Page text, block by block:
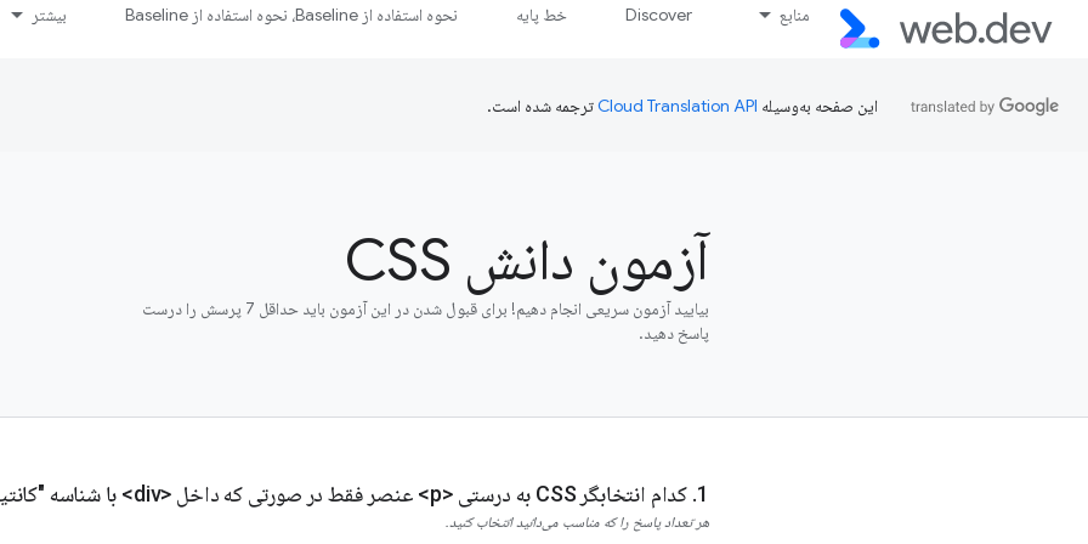
منابع Discover خط پایه نحوه استفاده از Baseline، نحوه استفاده از Baseline بیشتر
این صفحه به‌وسیله ترجمه شده است.
آزمون دانش CSS
بیایید آزمون سریعی انجام دهیم! برای قبول شدن در این آزمون باید حداقل 7 پرسش را درست
پاسخ دهید.
کدام انتخابگر CSS به درستی <p> عنصر فقط در صورتی که داخل <div> با شناسه "کانتینر"؟
هر تعداد پاسخ را که مناسب می‌دانید انتخاب کنید.